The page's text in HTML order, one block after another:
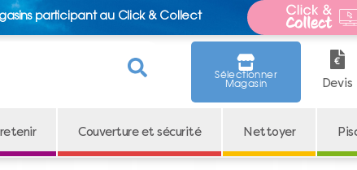
participant au Click & Collect
Sélectionner
Magasin Devis
Couverture et sécurité Nettoyer